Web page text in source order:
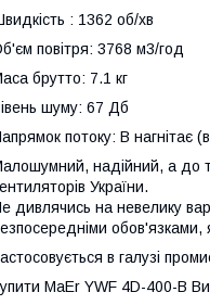
: 1362 об/хв
повітря: 3768 м3/год
брутто: 7.1 кг
шуму: 67 Дб
потоку: B нагнітає
надійний, а до
України.
дивлячись на невелику
обов'язками,
в галузі
MaEr YWF 4D-400-B